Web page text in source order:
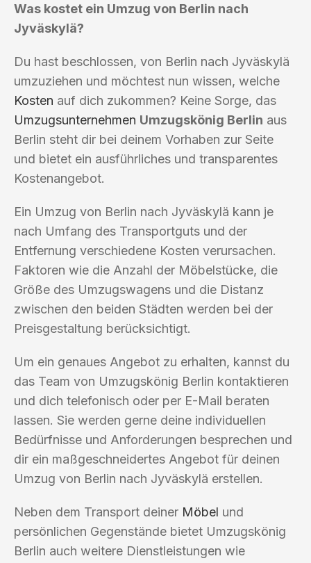
Was kostet ein Umzug von Berlin nach
Jyväskylä?
Du hast beschlossen, von Berlin nach Jyväskylä
umzuziehen und möchtest nun wissen, welche
Kosten auf dich zukommen? Keine Sorge, das
Umzugsunternehmen Umzugskönig Berlin aus
Berlin steht dir bei deinem Vorhaben zur Seite
und bietet ein ausführliches und transparentes
Kostenangebot.
Ein Umzug von Berlin nach Jyväskylä kann je
nach Umfang des Transportguts und der
Entfernung verschiedene Kosten verursachen.
Faktoren wie die Anzahl der Möbelstücke, die
Größe des Umzugswagens und die Distanz
zwischen den beiden Städten werden bei der
Preisgestaltung berücksichtigt.
Um ein genaues Angebot zu erhalten, kannst du
das Team von Umzugskönig Berlin kontaktieren
und dich telefonisch oder per E-Mail beraten
lassen. Sie werden gerne deine individuellen
Bedürfnisse und Anforderungen besprechen und
dir ein maßgeschneidertes Angebot für deinen
Umzug von Berlin nach Jyväskylä erstellen.
Neben dem Transport deiner Möbel und
persönlichen Gegenstände bietet Umzugskönig
Berlin auch weitere Dienstleistungen wie